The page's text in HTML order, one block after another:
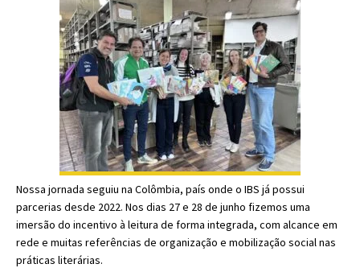
Nossa jornada seguiu na Colômbia, país onde o IBS já possui
parcerias desde 2022. Nos dias 27 e 28 de junho fizemos uma
imersão do incentivo à leitura de forma integrada, com alcance em
rede e muitas referências de organização e mobilização social nas
práticas literárias.